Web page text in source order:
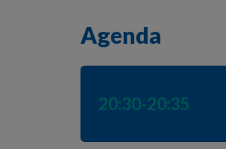
Agenda
20:30-20:35